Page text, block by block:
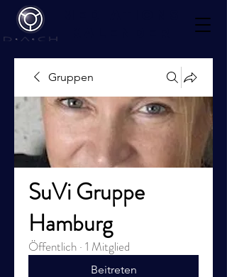
Gruppen
SuVi Gruppe
Hamburg
Öffentlich · 1 Mitglied
Beitreten